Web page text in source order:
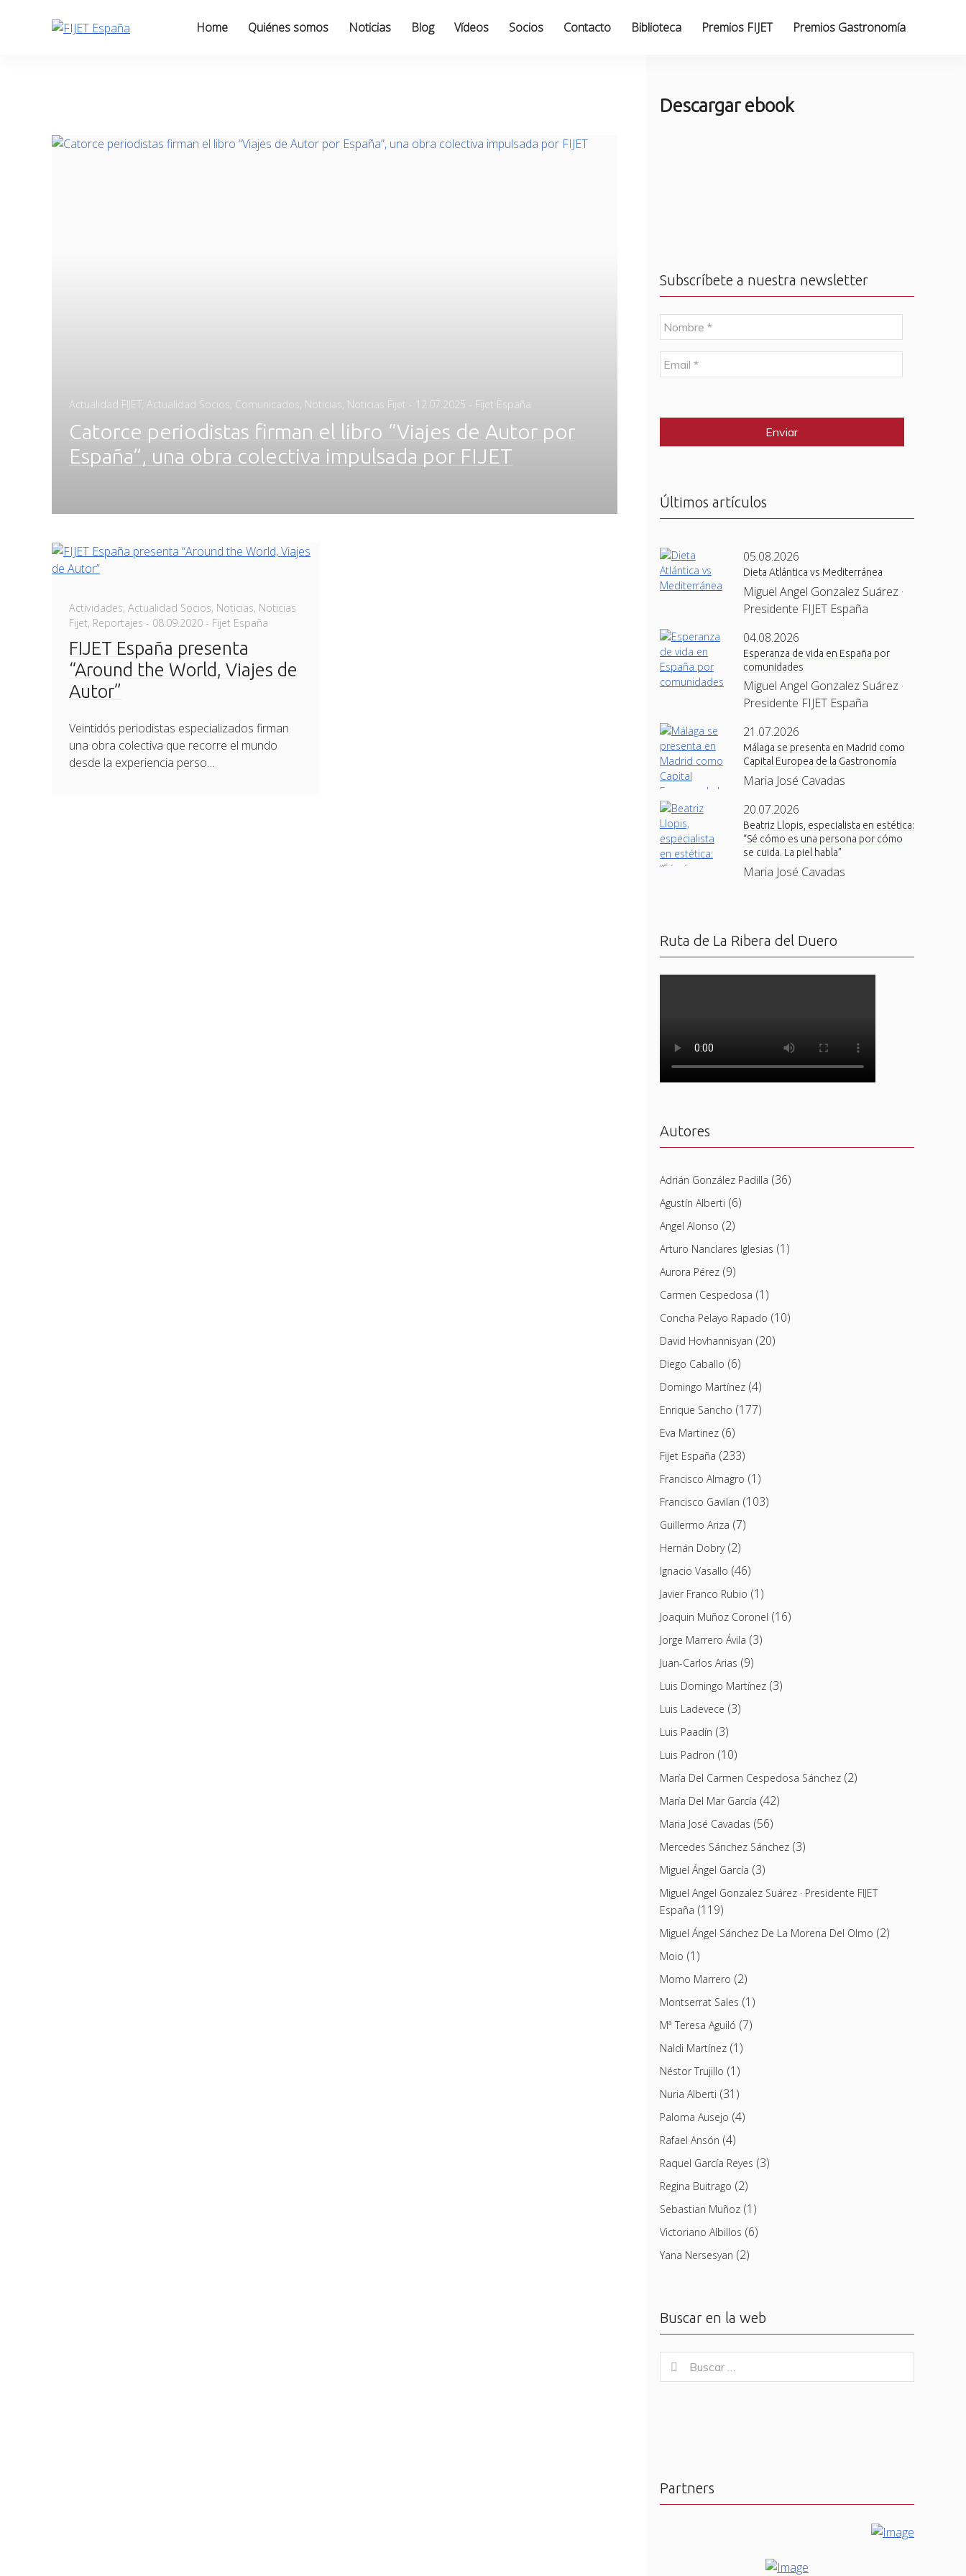
Home Quiénes somos Noticias Blog Vídeos Socios Contacto Biblioteca Premios FIJET Premios Gastronomía
Actualidad FIJET,Actualidad Socios, Comunicados, Noticias, Noticias Fijet - Posted
12.07.2025 - Fijet España
Catorce periodistas firman el libro “Viajes de Autor por
España”, una obra colectiva impulsada por FIJET
Actividades,Actualidad Socios, Noticias, Noticias
Fijet, Reportajes - Posted
08.09.2020 - Fijet España
FIJET España presenta
“Around the World, Viajes de
Autor”
Veintidós periodistas especializados firman
una obra colectiva que recorre el mundo
desde la experiencia perso…
Descargar ebook
Subscríbete a nuestra newsletter
N
o
m
b
r
E
m
l
Últimos artículos
05.08.2026
Dieta Atlántica vs Mediterránea
Miguel Angel Gonzalez Suárez ·
Presidente FIJET España
04.08.2026
Esperanza de vida en España por
comunidades
Miguel Angel Gonzalez Suárez ·
Presidente FIJET España
21.07.2026
Málaga se presenta en Madrid como
Capital Europea de la Gastronomía
Maria José Cavadas
20.07.2026
Beatriz Llopis, especialista en estética:
“Sé cómo es una persona por cómo
se cuida. La piel habla”
Maria José Cavadas
Ruta de La Ribera del Duero
Autores
Adrián González Padilla (36)
Agustín Alberti (6)
Angel Alonso (2)
Arturo Nanclares Iglesias (1)
Aurora Pérez(9)
Carmen Cespedosa (1)
Concha Pelayo Rapado (10)
David Hovhannisyan (20)
Diego Caballo (6)
Domingo Martínez(4)
Enrique Sancho (177)
Eva Martinez(6)
Fijet España (233)
Francisco Almagro (1)
Francisco Gavilan (103)
Guillermo Ariza (7)
Hernán Dobry(2)
Ignacio Vasallo (46)
Javier Franco Rubio (1)
Joaquin Muñoz Coronel (16)
Jorge Marrero Ávila (3)
Juan-Carlos Arias (9)
Luis Domingo Martínez(3)
Luis Ladevece (3)
Luis Paadín (3)
Luis Padron (10)
María Del Carmen Cespedosa Sánchez(2)
María Del Mar García (42)
Maria José Cavadas (56)
Mercedes Sánchez Sánchez(3)
Miguel Ángel García (3)
Miguel Angel Gonzalez Suárez · Presidente FIJET
España (119)
Miguel Ángel Sánchez De La Morena Del Olmo (2)
Moio (1)
Momo Marrero (2)
Montserrat Sales (1)
Mª Teresa Aguiló (7)
Naldi Martínez(1)
Néstor Trujillo (1)
Nuria Alberti (31)
Paloma Ausejo (4)
Rafael Ansón (4)
Raquel García Reyes (3)
Regina Buitrago (2)
Sebastian Muñoz(1)
Victoriano Albillos (6)
Yana Nersesyan (2)
Buscar en la web
for:
Buscar
Partners